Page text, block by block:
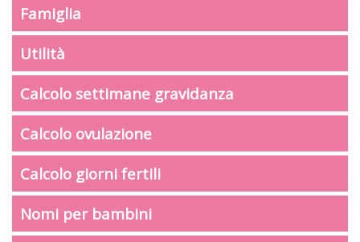
Famiglia
Utilità
Calcolo settimane gravidanza
Calcolo ovulazione
Calcolo giorni fertili
Nomi per bambini